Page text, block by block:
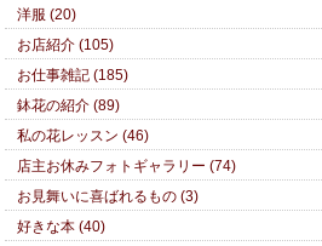
洋服 (20)
お店紹介 (105)
お仕事雑記 (185)
鉢花の紹介 (89)
私の花レッスン (46)
店主お休みフォトギャラリー (74)
お見舞いに喜ばれるもの (3)
好きな本 (40)